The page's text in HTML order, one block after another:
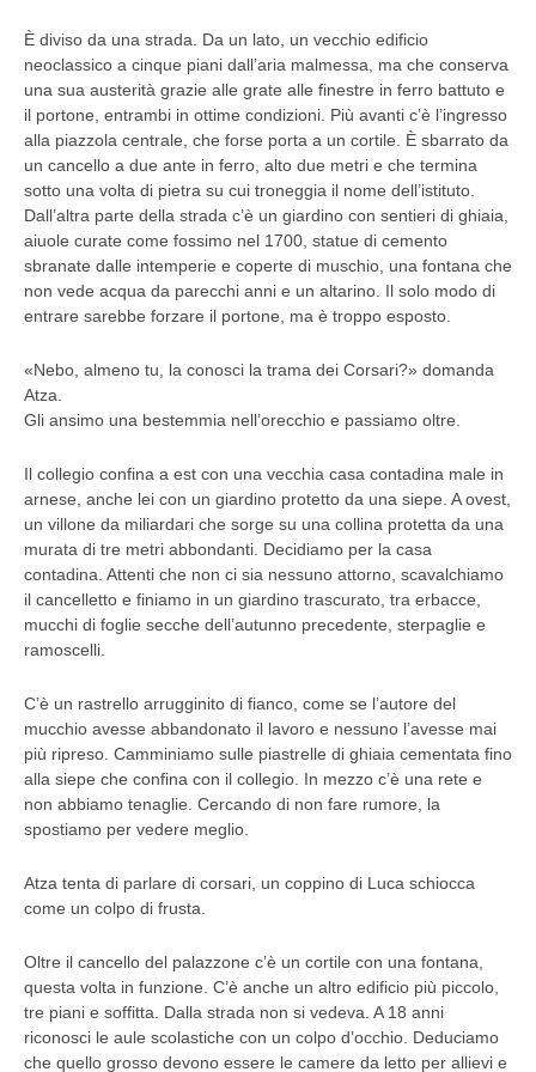
È diviso da una strada. Da un lato, un vecchio edificio
neoclassico a cinque piani dall’aria malmessa, ma che conserva
una sua austerità grazie alle grate alle finestre in ferro battuto e
il portone, entrambi in ottime condizioni. Più avanti c’è l’ingresso
alla piazzola centrale, che forse porta a un cortile. È sbarrato da
un cancello a due ante in ferro, alto due metri e che termina
sotto una volta di pietra su cui troneggia il nome dell’istituto.
Dall’altra parte della strada c’è un giardino con sentieri di ghiaia,
aiuole curate come fossimo nel 1700, statue di cemento
sbranate dalle intemperie e coperte di muschio, una fontana che
non vede acqua da parecchi anni e un altarino. Il solo modo di
entrare sarebbe forzare il portone, ma è troppo esposto.
«Nebo, almeno tu, la conosci la trama dei Corsari?» domanda
Atza.
Gli ansimo una bestemmia nell’orecchio e passiamo oltre.
Il collegio confina a est con una vecchia casa contadina male in
arnese, anche lei con un giardino protetto da una siepe. A ovest,
un villone da miliardari che sorge su una collina protetta da una
murata di tre metri abbondanti. Decidiamo per la casa
contadina. Attenti che non ci sia nessuno attorno, scavalchiamo
il cancelletto e finiamo in un giardino trascurato, tra erbacce,
mucchi di foglie secche dell’autunno precedente, sterpaglie e
ramoscelli.
C’è un rastrello arrugginito di fianco, come se l’autore del
mucchio avesse abbandonato il lavoro e nessuno l’avesse mai
più ripreso. Camminiamo sulle piastrelle di ghiaia cementata fino
alla siepe che confina con il collegio. In mezzo c’è una rete e
non abbiamo tenaglie. Cercando di non fare rumore, la
spostiamo per vedere meglio.
Atza tenta di parlare di corsari, un coppino di Luca schiocca
come un colpo di frusta.
Oltre il cancello del palazzone c’è un cortile con una fontana,
questa volta in funzione. C’è anche un altro edificio più piccolo,
tre piani e soffitta. Dalla strada non si vedeva. A 18 anni
riconosci le aule scolastiche con un colpo d’occhio. Deduciamo
che quello grosso devono essere le camere da letto per allievi e